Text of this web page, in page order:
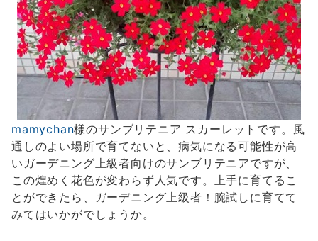
mamychan様のサンブリテニア スカーレットです。風
通しのよい場所で育てないと、病気になる可能性が高
いガーデニング上級者向けのサンブリテニアですが、
この煌めく花色が変わらず人気です。上手に育てるこ
とができたら、ガーデニング上級者！腕試しに育てて
みてはいかがでしょうか。